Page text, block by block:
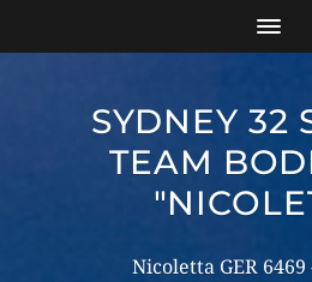
SYDNEY 32
TEAM
Nicoletta GER 6469